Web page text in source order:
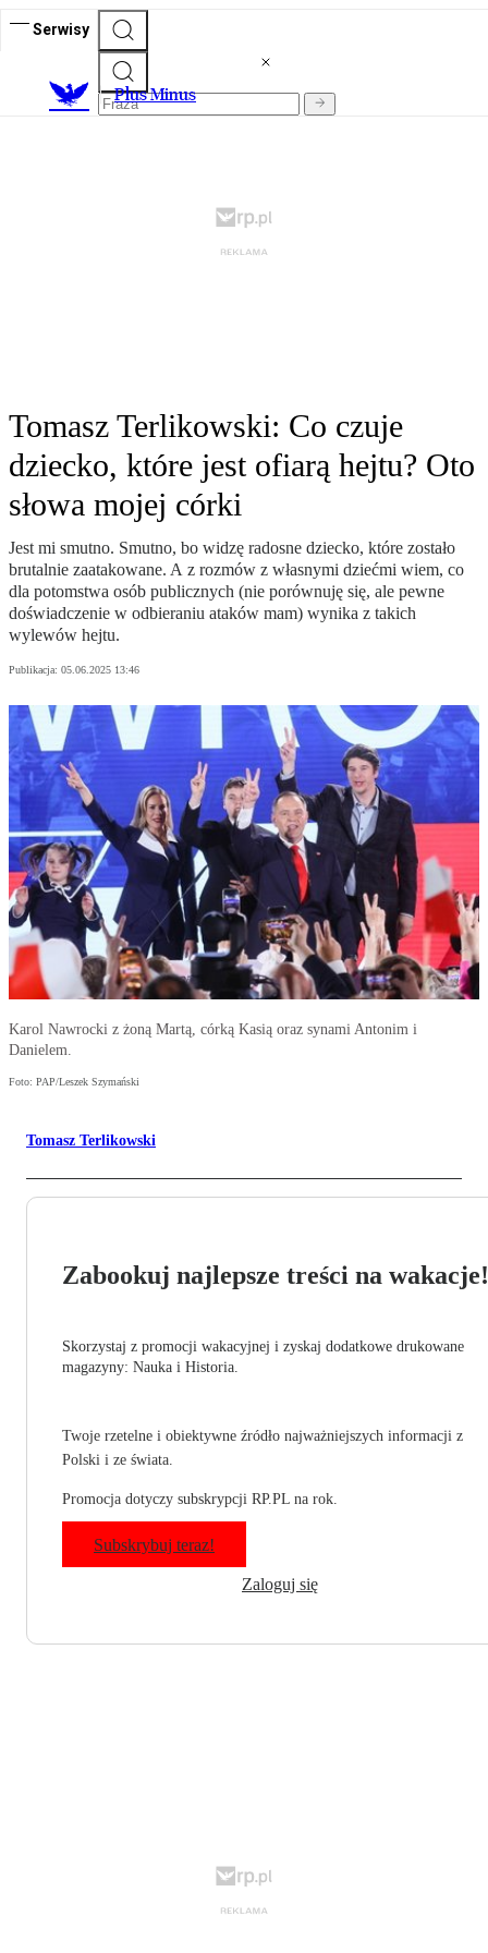
Serwisy
Plus Minus
Tomasz Terlikowski: Co czuje
dziecko, które jest ofiarą hejtu? Oto
słowa mojej córki
Jest mi smutno. Smutno, bo widzę radosne dziecko, które zostało
brutalnie zaatakowane. A z rozmów z własnymi dziećmi wiem, co
dla potomstwa osób publicznych (nie porównuję się, ale pewne
doświadczenie w odbieraniu ataków mam) wynika z takich
wylewów hejtu.
Publikacja: 05.06.2025 13:46
Karol Nawrocki z żoną Martą, córką Kasią oraz synami Antonim i
Danielem.
Foto: PAP/Leszek Szymański
Tomasz Terlikowski
Zabookuj najlepsze treści na wakacje!
Skorzystaj z promocji wakacyjnej i zyskaj dodatkowe drukowane
magazyny: Nauka i Historia.
Twoje rzetelne i obiektywne źródło najważniejszych informacji z
Polski i ze świata.
Promocja dotyczy subskrypcji RP.PL na rok.
Subskrybuj teraz!
Zaloguj się